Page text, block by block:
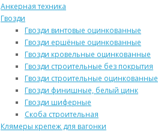
Анкерная техника
Гвозди
Гвозди винтовые оцинкованные
Гвозди ершёные оцинкованные
Гвозди кровельные оцинкованные
Гвозди строительные без покрытия
Гвозди строительные оцинкованные
Гвозди финишные, белый цинк
Гвозди шиферные
Скоба строительная
Клямеры крепеж для вагонки